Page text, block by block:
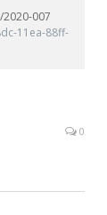
2020-007
11ea-88ff-
0